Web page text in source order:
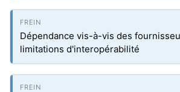
Dépendance vis-à-vis des
limitations d'interopérabilité